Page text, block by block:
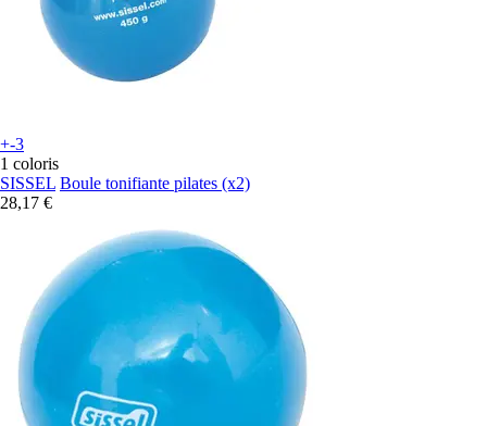
+-3
1 coloris
SISSEL Boule tonifiante pilates (x2)
28,17 €